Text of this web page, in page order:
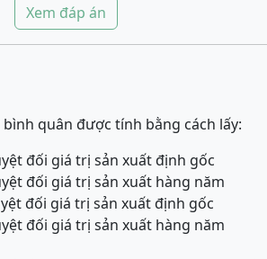
Xem đáp án
quân được tính bằng cách lấy:
đối giá trị sản xuất định gốc
đối giá trị sản xuất hàng năm
đối giá trị sản xuất định gốc
đối giá trị sản xuất hàng năm